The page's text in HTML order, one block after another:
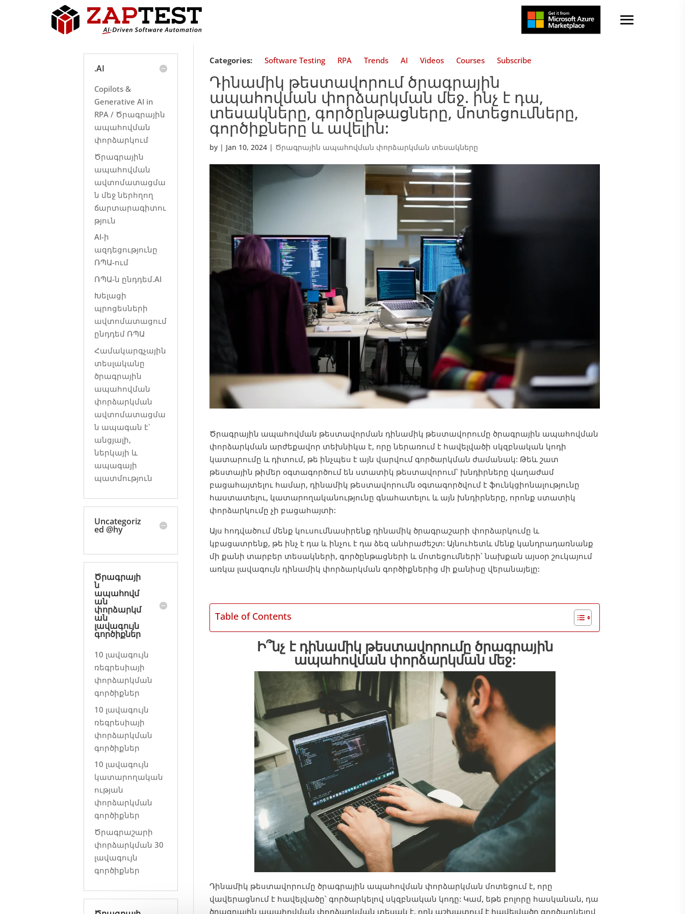
Categories: Software Testing RPA Trends AI Videos Courses Subscribe
Դինամիկ թեստավորում ծրագրային
ապահովման փորձարկման մեջ. ինչ է դա,
տեսակները, գործընթացները, մոտեցումները,
գործիքները և ավելին:
by | Jan 10, 2024 | Ծրագրային ապահովման փորձարկման տեսակները
Ծրագրային ապահովման թեստավորման դինամիկ թեստավորումը ծրագրային ապահովման
փորձարկման արժեքավոր տեխնիկա է, որը ներառում է հավելվածի սկզբնական կոդի
կատարումը և դիտում, թե ինչպես է այն վարվում գործարկման ժամանակ: Թեև շատ
թեստային թիմեր օգտագործում են ստատիկ թեստավորում՝ խնդիրները վաղաժամ
բացահայտելու համար, դինամիկ թեստավորումն օգտագործվում է ֆունկցիոնալությունը
հաստատելու, կատարողականությունը գնահատելու և այն խնդիրները, որոնք ստատիկ
փորձարկումը չի բացահայտի:
Այս հոդվածում մենք կուսումնասիրենք դինամիկ ծրագրաշարի փորձարկումը և
կբացատրենք, թե ինչ է դա և ինչու է դա ձեզ անհրաժեշտ: Այնուհետև մենք կանդրադառնանք
մի քանի տարբեր տեսակների, գործընթացների և մոտեցումների՝ նախքան այսօր շուկայում
առկա լավագույն դինամիկ փորձարկման գործիքներից մի քանիսը վերանայելը:
Table of Contents
Ի՞նչ է դինամիկ թեստավորումը ծրագրային
ապահովման փորձարկման մեջ:
Դինամիկ թեստավորումը ծրագրային ապահովման փորձարկման մոտեցում է, որը
վավերացնում է հավելվածը՝ գործարկելով սկզբնական կոդը: Կամ, եթե բոլորը հասկանան, դա
ծրագրային ապահովման փորձարկման տեսակ է, որն աշխատում է հավելվածը գործարկելով
.AI
Copilots &
Generative AI in
RPA / Ծրագրային
ապահովման
փորձարկում
Ծրագրային
ապահովման
ավտոմատացմա
ն մեջ ներհղող
ճարտարագիտու
թյուն
AI-ի
ազդեցությունը
ՌՊԱ-ում
ՌՊԱ-ն ընդդեմ.AI
Խելացի
պրոցեսների
ավտոմատացում
ընդդեմ ՌՊԱ
Համակարգչային
տեսլականը
ծրագրային
ապահովման
փորձարկման
ավտոմատացմա
ն ապագան է՝
անցյալի,
ներկայի և
ապագայի
պատմություն
Uncategoriz
ed @hy
Ծրագրայի
ն
ապահովմ
ան
փորձարկմ
ան
լավագույն
գործիքներ
10 լավագույն
ռեգրեսիայի
փորձարկման
գործիքներ
10 լավագույն
ռեգրեսիայի
փորձարկման
գործիքներ
10 լավագույն
կատարողական
ության
փորձարկման
գործիքներ
Ծրագրաշարի
փորձարկման 30
լավագույն
գործիքներ